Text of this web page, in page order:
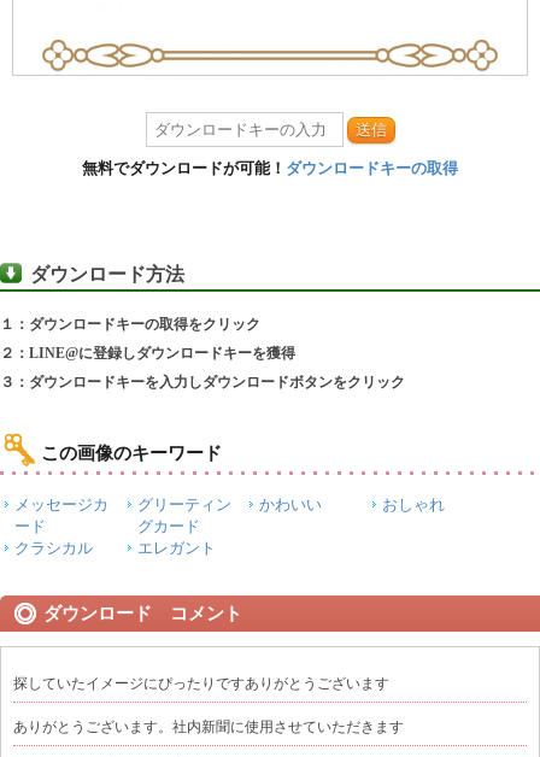
送信
無料でダウンロードが可能！ ダウンロードキーの取得
ダウンロード方法
１：ダウンロードキーの取得をクリック
２：LINE@に登録しダウンロードキーを獲得
３：ダウンロードキーを入力しダウンロードボタンをクリック
この画像のキーワード
メッセージカ
ード
グリーティン
グカード
かわいい おしゃれ
クラシカル エレガント
ダウンロード コメント
探していたイメージにぴったりですありがとうございます
ありがとうございます。社内新聞に使用させていただきます